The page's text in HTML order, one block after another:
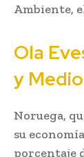
Ambiente,
Ola
y
Noruega,
su
porcentaje